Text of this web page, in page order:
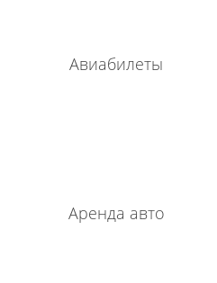
Авиабилеты
Аренда авто